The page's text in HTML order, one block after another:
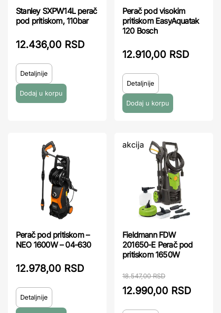
Stanley SXPW14L perač
pod pritiskom, 110bar
12.436,00 RSD
Detaljnije
Perač pod visokim
pritiskom EasyAquatak
120 Bosch
12.910,00 RSD
Detaljnije
Perač pod pritiskom –
NEO 1600W – 04-630
12.978,00 RSD
Detaljnije
akcija
Fieldmann FDW
201650-E Perač pod
pritiskom 1650W
18.547,00 RSD
12.990,00 RSD